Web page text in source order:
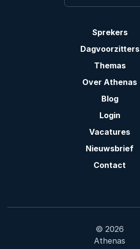
Sprekers
Dagvoorzitters
Themas
Over Athenas
Blog
Login
Vacatures
Nieuwsbrief
Contact
© 2026
Athenas